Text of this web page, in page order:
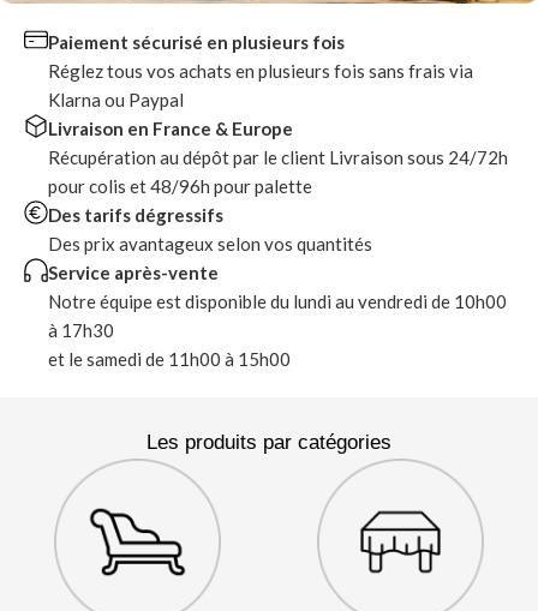
Paiement sécurisé en plusieurs fois
Réglez tous vos achats en plusieurs fois sans frais via
Klarna ou Paypal
Livraison en France & Europe
Récupération au dépôt par le client Livraison sous 24/72h
pour colis et 48/96h pour palette
Des tarifs dégressifs
Des prix avantageux selon vos quantités
Service après-vente
Notre équipe est disponible du lundi au vendredi de 10h00
à 17h30
et le samedi de 11h00 à 15h00
Les produits par catégories